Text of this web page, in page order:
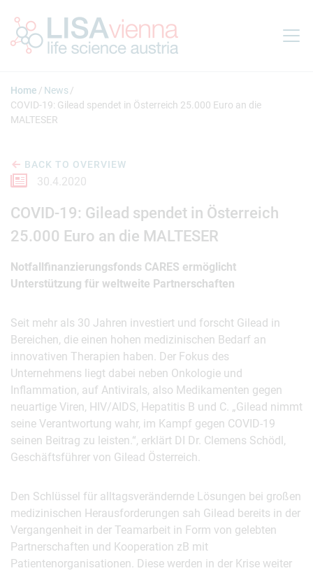
Home
News
COVID-19: Gilead spendet in Österreich 25.000 Euro an die
MALTESER
BACK TO OVERVIEW
30.4.2020
COVID-19: Gilead spendet in Österreich
25.000 Euro an die MALTESER
Notfallfinanzierungsfonds CARES ermöglicht
Unterstützung für weltweite Partnerschaften
Seit mehr als 30 Jahren investiert und forscht Gilead in
Bereichen, die einen hohen medizinischen Bedarf an
innovativen Therapien haben. Der Fokus des
Unternehmens liegt dabei neben Onkologie und
Inflammation, auf Antivirals, also Medikamenten gegen
neuartige Viren, HIV/AIDS, Hepatitis B und C. „Gilead nimmt
seine Verantwortung wahr, im Kampf gegen COVID-19
seinen Beitrag zu leisten.“, erklärt DI Dr. Clemens Schödl,
Geschäftsführer von Gilead Österreich.
Den Schlüssel für alltagsverändernde Lösungen bei großen
medizinischen Herausforderungen sah Gilead bereits in der
Vergangenheit in der Teamarbeit in Form von gelebten
Partnerschaften und Kooperation zB mit
Patientenorganisationen. Diese werden in der Krise weiter